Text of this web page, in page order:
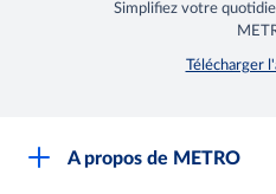
Simplifiez votre
Télécharger
A propos de METRO